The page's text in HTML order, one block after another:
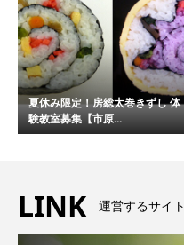
夏休み限定！房総太巻きずし 体
験教室募集【市原...
LINK 運営するサイ